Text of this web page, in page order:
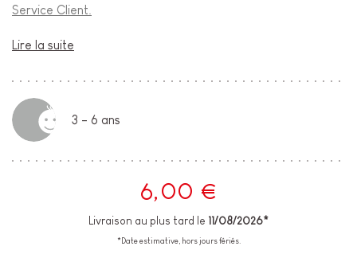
Service Client.
Lire la suite
3 - 6 ans
6,00 €
Livraison au plus tard le 11/08/2026*
*Date estimative, hors jours fériés.